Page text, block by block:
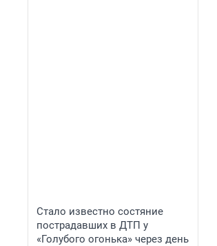
Стало известно состяние
пострадавших в ДТП у
«Голубого огонька» через день